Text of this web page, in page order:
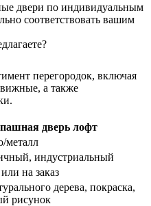
двери по индивидуальным
соответствовать вашим
перегородок, включая
а также
дверь лофт
металл
индустриальный
на заказ
дерева, покраска,
рисунок